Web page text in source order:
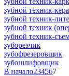
зубной техник-
зубной техник-
зубной техник
зубной техник-
зуборезчик
зубофрезеровщик
зубошлифовщик
В начало234567